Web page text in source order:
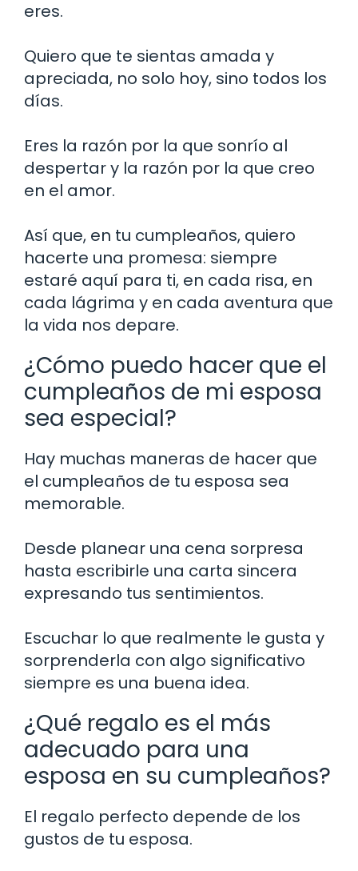
eres.
Quiero que te sientas amada y
apreciada, no solo hoy, sino todos los
días.
Eres la razón por la que sonrío al
despertar y la razón por la que creo
en el amor.
Así que, en tu cumpleaños, quiero
hacerte una promesa: siempre
estaré aquí para ti, en cada risa, en
cada lágrima y en cada aventura que
la vida nos depare.
¿Cómo puedo hacer que el
cumpleaños de mi esposa
sea especial?
Hay muchas maneras de hacer que
el cumpleaños de tu esposa sea
memorable.
Desde planear una cena sorpresa
hasta escribirle una carta sincera
expresando tus sentimientos.
Escuchar lo que realmente le gusta y
sorprenderla con algo significativo
siempre es una buena idea.
¿Qué regalo es el más
adecuado para una
esposa en su cumpleaños?
El regalo perfecto depende de los
gustos de tu esposa.